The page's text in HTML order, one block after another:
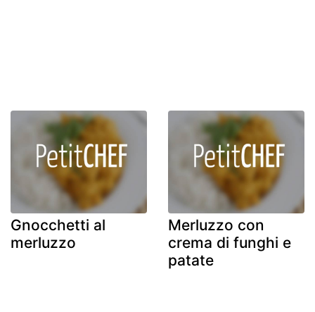
Gnocchetti al
merluzzo
Merluzzo con
crema di funghi e
patate